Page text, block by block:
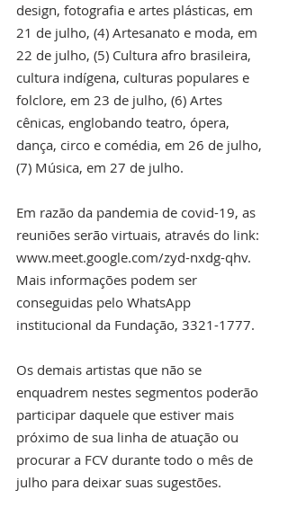
design, fotografia e artes plásticas, em
21 de julho, (4) Artesanato e moda, em
22 de julho, (5) Cultura afro brasileira,
cultura indígena, culturas populares e
folclore, em 23 de julho, (6) Artes
cênicas, englobando teatro, ópera,
dança, circo e comédia, em 26 de julho,
(7) Música, em 27 de julho.
Em razão da pandemia de covid-19, as
reuniões serão virtuais, através do link:
www.meet.google.com/zyd-nxdg-qhv.
Mais informações podem ser
conseguidas pelo WhatsApp
institucional da Fundação, 3321-1777.
Os demais artistas que não se
enquadrem nestes segmentos poderão
participar daquele que estiver mais
próximo de sua linha de atuação ou
procurar a FCV durante todo o mês de
julho para deixar suas sugestões.